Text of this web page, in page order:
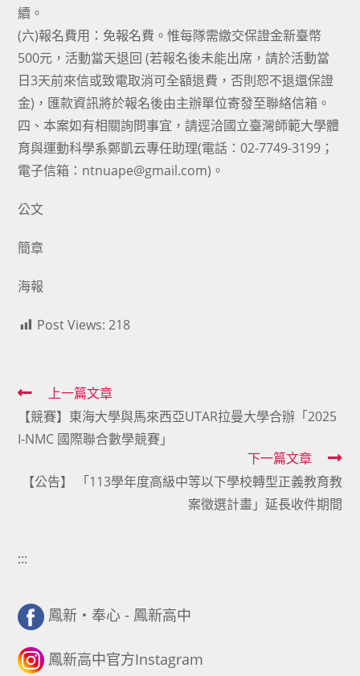
續。
(六)報名費用：免報名費。惟每隊需繳交保證金新臺幣
500元，活動當天退回 (若報名後未能出席，請於活動當
日3天前來信或致電取消可全額退費，否則恕不退還保證
金)，匯款資訊將於報名後由主辦單位寄發至聯絡信箱。
四、本案如有相關詢問事宜，請逕洽國立臺灣師範大學體
育與運動科學系鄭凱云專任助理(電話：02-7749-3199；
電子信箱：ntnuape@gmail.com)。
公文
簡章
海報
Post Views: 218
Read
more
articles
上一篇文章
【競賽】東海大學與馬來西亞UTAR拉曼大學合辦「2025
I-NMC 國際聯合數學競賽」
下一篇文章
【公告】 「113學年度高級中等以下學校轉型正義教育教
案徵選計畫」延長收件期間
:::
鳳新・奉心 - 鳳新高中
鳳新高中官方Instagram